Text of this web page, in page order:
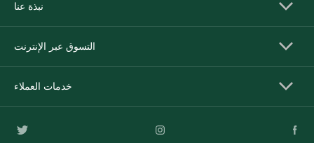
نبذة عنا
التسوق عبر الإنترنت
خدمات العملاء